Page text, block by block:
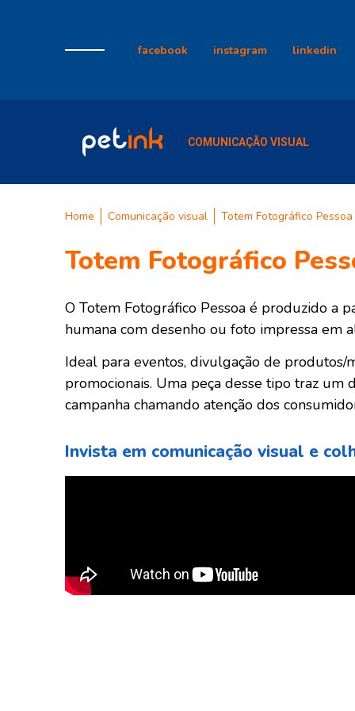
facebook instagram linkedin
COMUNICAÇÃO VISUAL
Home Comunicação visual Totem Fotográfico Pessoa
Totem Fotográfico
O Totem Fotográfico Pessoa é produzido a
humana com desenho ou foto impressa em
Ideal para eventos, divulgação de produtos/
promocionais. Uma peça desse tipo traz um
campanha chamando atenção dos
Invista em comunicação visual e